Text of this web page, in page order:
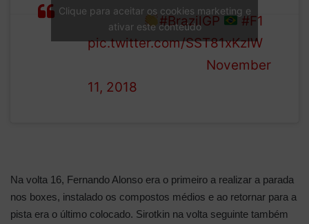
15/71
at Turn 1
#BrazilGP
#F1
pic.twitter.com/SST81xKzIW
November
11, 2018
Clique para aceitar os cookies marketing e
ativar este conteúdo
Na volta 16, Fernando Alonso era o primeiro a realizar a parada
nos boxes, instalado os compostos médios e ao retornar para a
pista era o último colocado. Sirotkin na volta seguinte também